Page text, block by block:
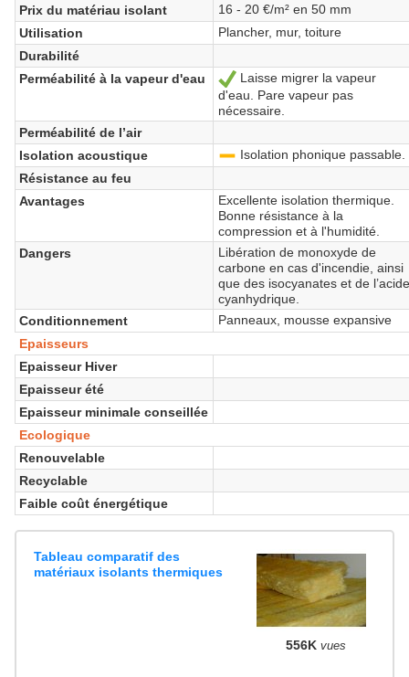
Prix du matériau isolant
16 - 20 €/m² en 50 mm
Utilisation
Plancher, mur, toiture
Durabilité
Perméabilité à la vapeur d'eau
Oui
Laisse migrer la vapeur
d'eau. Pare vapeur pas
nécessaire.
Perméabilité de l’air
Isolation acoustique
Isolation phonique passable.
Résistance au feu
Avantages
Excellente isolation thermique.
Bonne résistance à la
compression et à l'humidité.
Dangers
Libération de monoxyde de
carbone en cas d'incendie, ainsi
que des isocyanates et de
cyanhydrique.
Conditionnement
Panneaux, mousse expansive
Epaisseurs
Epaisseur Hiver
Epaisseur été
Epaisseur minimale conseillée
Ecologique
Renouvelable
Recyclable
Faible coût énergétique
Tableau comparatif des
matériaux isolants thermiques
556K vues